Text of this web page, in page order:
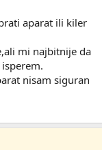
aparat ili kiler
mi najbitnije da
nisam siguran